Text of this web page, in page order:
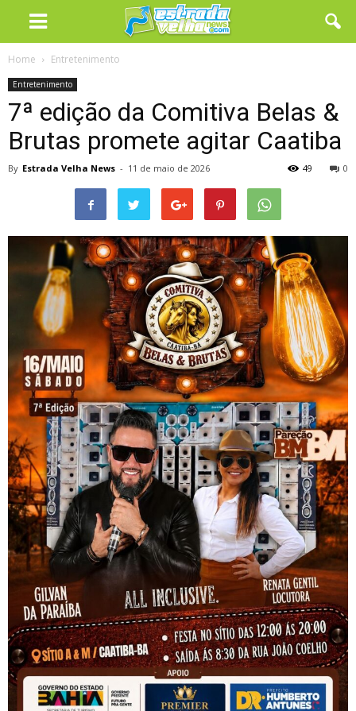
Home Entretenimento
Entretenimento
7ª edição da Comitiva Belas &
Brutas promete agitar Caatiba
By Estrada Velha News - 11 de maio de 2026 0
49